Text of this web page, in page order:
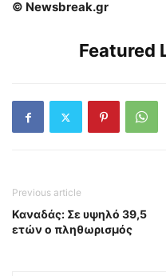
© Newsbreak.gr
Featured
Previous article
Καναδάς: Σε υψηλό 39,5
ετών ο πληθωρισμός